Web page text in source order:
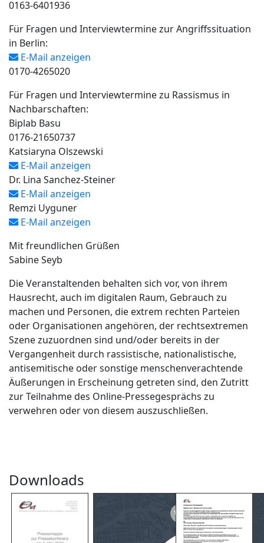
0163-6401936
Für Fragen und Interviewtermine zur Angriffssituation
in Berlin:
E-Mail anzeigen
0170-4265020
Für Fragen und Interviewtermine zu Rassismus in
Nachbarschaften:
Biplab Basu
0176-21650737
Katsiaryna Olszewski
E-Mail anzeigen
Dr. Lina Sanchez-Steiner
E-Mail anzeigen
Remzi Uyguner
E-Mail anzeigen
Mit freundlichen Grüßen
Sabine Seyb
Die Veranstaltenden behalten sich vor, von ihrem
Hausrecht, auch im digitalen Raum, Gebrauch zu
machen und Personen, die extrem rechten Parteien
oder Organisationen angehören, der rechtsextremen
Szene zuzuordnen sind und/oder bereits in der
Vergangenheit durch rassistische, nationalistische,
antisemitische oder sonstige menschenverachtende
Äußerungen in Erscheinung getreten sind, den Zutritt
zur Teilnahme des Online-Pressegesprächs zu
verwehren oder von diesem auszuschließen.
Downloads